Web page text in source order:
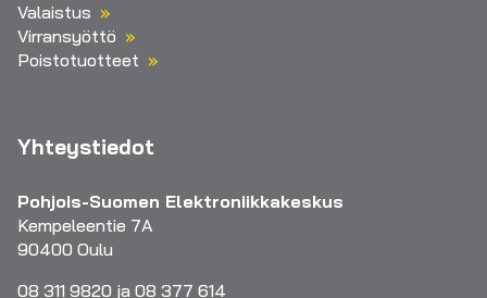
Valaistus
Virransyöttö
Poistotuotteet
Yhteystiedot
Pohjois-Suomen Elektroniikkakeskus
Kempeleentie 7A
90400 Oulu
08 311 9820 ja 08 377 614